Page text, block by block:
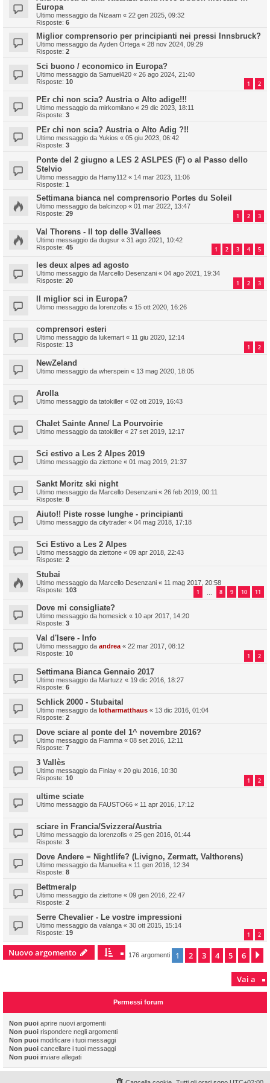
Europa
Ultimo messaggio da Nizaam « 22 gen 2025, 09:32
Risposte: 6
Miglior comprensorio per principianti nei pressi Innsbruck?
Ultimo messaggio da Ayden Ortega « 28 nov 2024, 09:29
Risposte: 2
Sci buono / economico in Europa?
Ultimo messaggio da Samuel420 « 26 ago 2024, 21:40
Risposte: 10 1 2
PEr chi non scia? Austria o Alto adige!!!
Ultimo messaggio da mirkomilano « 29 dic 2023, 18:11
Risposte: 3
PEr chi non scia? Austria o Alto Adig ?!!
Ultimo messaggio da Yukios « 05 giu 2023, 06:42
Risposte: 3
Ponte del 2 giugno a LES 2 ASLPES (F) o al Passo dello
Stelvio
Ultimo messaggio da Hamy112 « 14 mar 2023, 11:06
Risposte: 1
Settimana bianca nel comprensorio Portes du Soleil
Ultimo messaggio da balcinzop « 01 mar 2022, 13:47
Risposte: 29 1 2 3
Val Thorens - Il top delle 3Vallees
Ultimo messaggio da dugsur « 31 ago 2021, 10:42
Risposte: 45 1 2 3 4 5
les deux alpes ad agosto
Ultimo messaggio da Marcello Desenzani « 04 ago 2021, 19:34
Risposte: 20 1 2 3
Il miglior sci in Europa?
Ultimo messaggio da lorenzofis « 15 ott 2020, 16:26
comprensori esteri
Ultimo messaggio da lukemart « 11 giu 2020, 12:14
Risposte: 13 1 2
NewZeland
Ultimo messaggio da wherspein « 13 mag 2020, 18:05
Arolla
Ultimo messaggio da tatokiller « 02 ott 2019, 16:43
Chalet Sainte Anne/ La Pourvoirie
Ultimo messaggio da tatokiller « 27 set 2019, 12:17
Sci estivo a Les 2 Alpes 2019
Ultimo messaggio da ziettone « 01 mag 2019, 21:37
Sankt Moritz ski night
Ultimo messaggio da Marcello Desenzani « 26 feb 2019, 00:11
Risposte: 8
Aiuto!! Piste rosse lunghe - principianti
Ultimo messaggio da citytrader « 04 mag 2018, 17:18
Sci Estivo a Les 2 Alpes
Ultimo messaggio da ziettone « 09 apr 2018, 22:43
Risposte: 2
Stubai
Ultimo messaggio da Marcello Desenzani « 11 mag 2017, 20:58
Risposte: 103 1 8 9 10 11
Dove mi consigliate?
Ultimo messaggio da homesick « 10 apr 2017, 14:20
Risposte: 3
Val d'Isere - Info
Ultimo messaggio da andrea « 22 mar 2017, 08:12
Risposte: 10 1 2
Settimana Bianca Gennaio 2017
Ultimo messaggio da Martuzz « 19 dic 2016, 18:27
Risposte: 6
Schlick 2000 - Stubaital
Ultimo messaggio da lotharmatthaus « 13 dic 2016, 01:04
Risposte: 2
Dove sciare al ponte del 1^ novembre 2016?
Ultimo messaggio da Fiamma « 08 set 2016, 12:11
Risposte: 7
3 Vallès
Ultimo messaggio da Finlay « 20 giu 2016, 10:30
Risposte: 10 1 2
ultime sciate
Ultimo messaggio da FAUSTO66 « 11 apr 2016, 17:12
sciare in Francia/Svizzera/Austria
Ultimo messaggio da lorenzofis « 25 gen 2016, 01:44
Risposte: 3
Dove Andere = Nightlife? (Livigno, Zermatt, Valthorens)
Ultimo messaggio da Manuelita « 11 gen 2016, 12:34
Risposte: 8
Bettmeralp
Ultimo messaggio da ziettone « 09 gen 2016, 22:47
Risposte: 2
Serre Chevalier - Le vostre impressioni
Ultimo messaggio da valanga « 30 ott 2015, 15:14
Risposte: 19 1 2
Nuovo argomento 176 argomenti 1 2 3 4 5 6
Vai a
Permessi forum
Non puoi aprire nuovi argomenti
Non puoi rispondere negli argomenti
Non puoi modificare i tuoi messaggi
Non puoi cancellare i tuoi messaggi
Non puoi inviare allegati